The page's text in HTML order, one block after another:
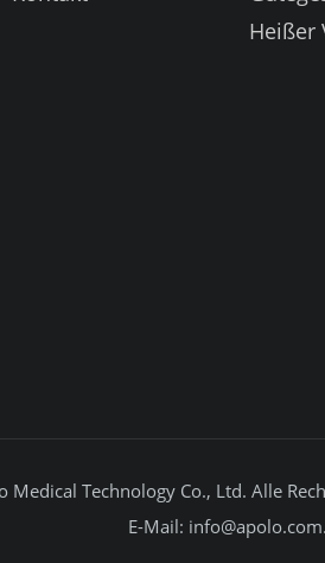
Heißer
Technology Co., Ltd. Alle
E-Mail: